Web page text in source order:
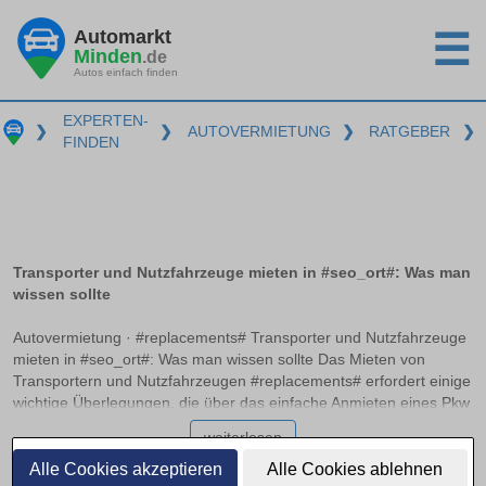
Alle Cookies akzeptieren Alle Cookies ablehnen
Automarkt
Minden.de
Autos einfach finden ☰
❯
EXPERTEN-
FINDEN
❯ AUTOVERMIETUNG ❯ RATGEBER ❯
Transporter und Nutzfahrzeuge mieten in #seo_ort#: Was man
wissen sollte
Autovermietung · #replacements# Transporter und Nutzfahrzeuge
mieten in #seo_ort#: Was man wissen sollte Das Mieten von
Transportern und Nutzfahrzeugen #replacements# erfordert einige
wichtige Überlegungen, die über das einfache Anmieten eines Pkw
hinausgehen. Die passende Führerscheinklasse und das
Verständnis der Gewichtsgrenzen sind entscheidend, um die
richtige Wahl zu treffen. Zudem variiert die Kostenstruktur,
weiterlesen